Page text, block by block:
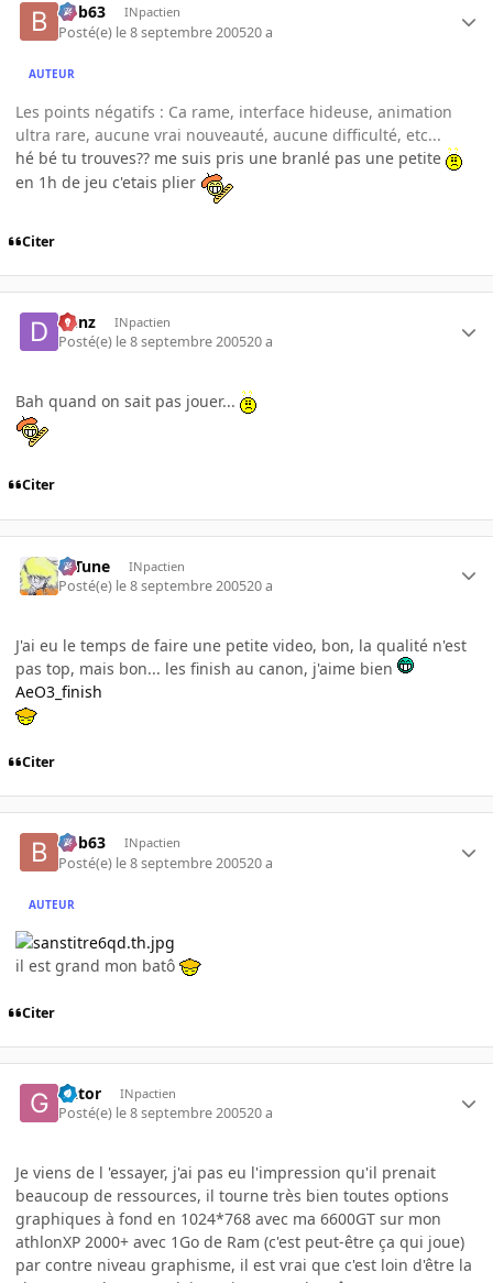
bob63 INpactien
Posté(e) le 8 septembre 200520 a
AUTEUR
Les points négatifs : Ca rame, interface hideuse, animation
ultra rare, aucune vrai nouveauté, aucune difficulté, etc...
hé bé tu trouves?? me suis pris une branlé pas une petite
en 1h de jeu c'etais plier
Citer
Denz INpactien
Posté(e) le 8 septembre 200520 a
Bah quand on sait pas jouer...
Citer
D-Tune INpactien
Posté(e) le 8 septembre 200520 a
J'ai eu le temps de faire une petite video, bon, la qualité n'est
pas top, mais bon... les finish au canon, j'aime bien
AeO3_finish
Citer
bob63 INpactien
Posté(e) le 8 septembre 200520 a
AUTEUR
il est grand mon batô
Citer
Gator INpactien
Posté(e) le 8 septembre 200520 a
Je viens de l 'essayer, j'ai pas eu l'impression qu'il prenait
beaucoup de ressources, il tourne très bien toutes options
graphiques à fond en 1024*768 avec ma 6600GT sur mon
athlonXP 2000+ avec 1Go de Ram (c'est peut-être ça qui joue)
par contre niveau graphisme, il est vrai que c'est loin d'être la